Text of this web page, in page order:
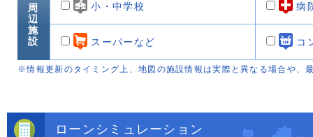
周
辺
施
設
小・中学校 病
スーパーなど コ
※情報更新のタイミング上、地図の施設情報は実際と異なる場合や、
ローンシミュレーション